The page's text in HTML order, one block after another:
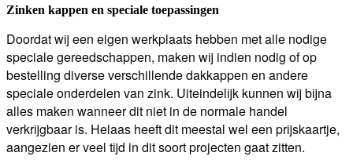
Zinken kappen en speciale toepassingen
Doordat wij een eigen werkplaats hebben met alle nodige
speciale gereedschappen, maken wij indien nodig of op
bestelling diverse verschillende dakkappen en andere
speciale onderdelen van zink. Uiteindelijk kunnen wij bijna
alles maken wanneer dit niet in de normale handel
verkrijgbaar is. Helaas heeft dit meestal wel een prijskaartje,
aangezien er veel tijd in dit soort projecten gaat zitten.